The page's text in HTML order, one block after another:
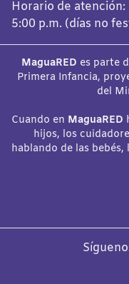
Horario de
5:00 p.m. (días no
MaguaRED es parte
Primera Infancia,
del
Cuando en MaguaRED
hijos, los
hablando de las